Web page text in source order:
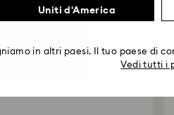
Uniti d'America
in altri paesi. Il tuo paese di
Vedi tutti i